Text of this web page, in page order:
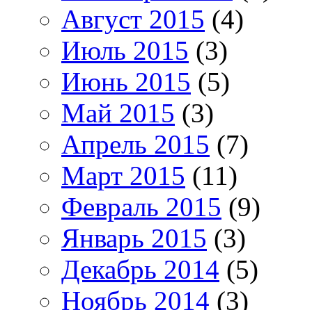
Август 2015 (4)
Июль 2015 (3)
Июнь 2015 (5)
Май 2015 (3)
Апрель 2015 (7)
Март 2015 (11)
Февраль 2015 (9)
Январь 2015 (3)
Декабрь 2014 (5)
Ноябрь 2014 (3)